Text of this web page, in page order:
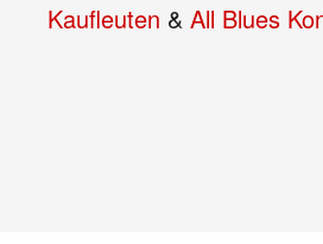
Kaufleuten & All Blues